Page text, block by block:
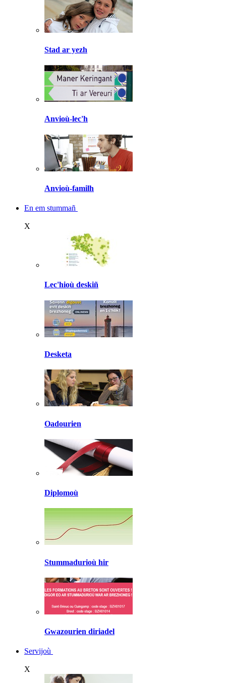
Stad ar yezh
Anvioù-lec'h
Anvioù-familh
En em stummañ
X
Lec'hioù deskiñ
Desketa
Oadourien
Diplomoù
Stummadurioù hir
Gwazourien diriadel
Servijoù
X